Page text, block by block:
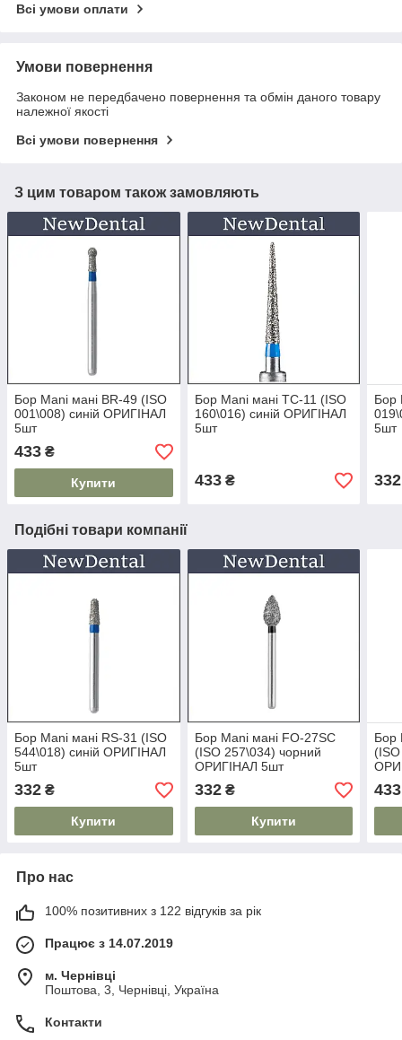
Всі умови оплати
Умови повернення
Законом не передбачено повернення та обмін даного товару
належної якості
Всі умови повернення
З цим товаром також замовляють
Бор Mani мані BR-49 (ISO
001\008) синій ОРИГІНАЛ
5шт
433 ₴
Купити
Бор Mani мані TC-11 (ISO
160\016) синій ОРИГІНАЛ
5шт
433₴
Бор
5шт
332
Подібні товари компанії
Бор Mani мані RS-31 (ISO
544\018) синій ОРИГІНАЛ
5шт
332 ₴
Купити
Бор Mani мані FO-27SC
(ISO 257\034) чорний
ОРИГІНАЛ 5шт
332₴
Купити
Бор
433
Про нас
100% позитивних з 122 відгуків за рік
Працює з 14.07.2019
м. Чернівці
Поштова, 3, Чернівці, Україна
Контакти